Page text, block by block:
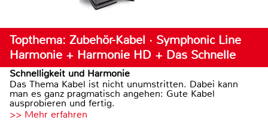
Topthema: Zubehör-Kabel · Symphonic Line
Harmonie + Harmonie HD + Das Schnelle
Schnelligkeit und Harmonie
Das Thema Kabel ist nicht unumstritten. Dabei kann
man es ganz pragmatisch angehen: Gute Kabel
ausprobieren und fertig.
>> Mehr erfahren